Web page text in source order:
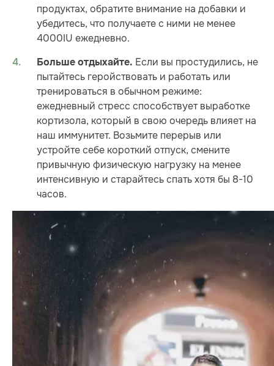
продуктах, обратите внимание на добавки и
убедитесь, что получаете с ними не менее
4000IU ежедневно.
Больше отдыхайте. Если вы простудились, не
пытайтесь геройствовать и работать или
тренироваться в обычном режиме:
ежедневный стресс способствует выработке
кортизола, который в свою очередь влияет на
наш иммунитет. Возьмите перерыв или
устройте себе короткий отпуск, смените
привычную физическую нагрузку на менее
интенсивную и старайтесь спать хотя бы 8-10
часов.